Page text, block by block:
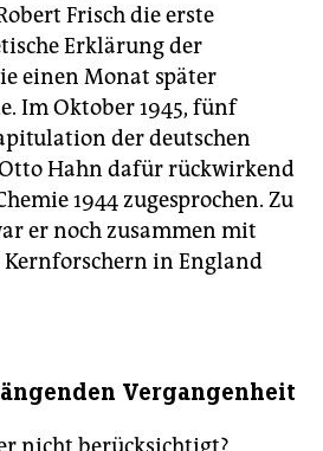
Frisch die erste
Erklärung der
einen Monat später
Im Oktober 1945, fünf
der deutschen
Hahn dafür rückwirkend
1944 zugesprochen. Zu
er noch zusammen mit
in England
Vergangenheit